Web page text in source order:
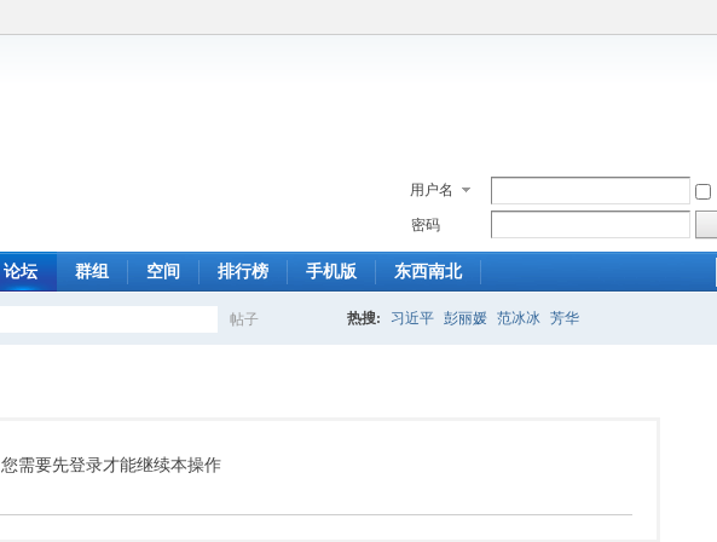
用户名
密码
论坛 群组 空间 排行榜 手机版 东西南北
帖子 热搜: 习近平 彭丽媛 范冰冰 芳华
您需要先登录才能继续本操作